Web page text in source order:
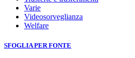
Varie
Videosorveglianza
Welfare
SFOGLIA PER FONTE